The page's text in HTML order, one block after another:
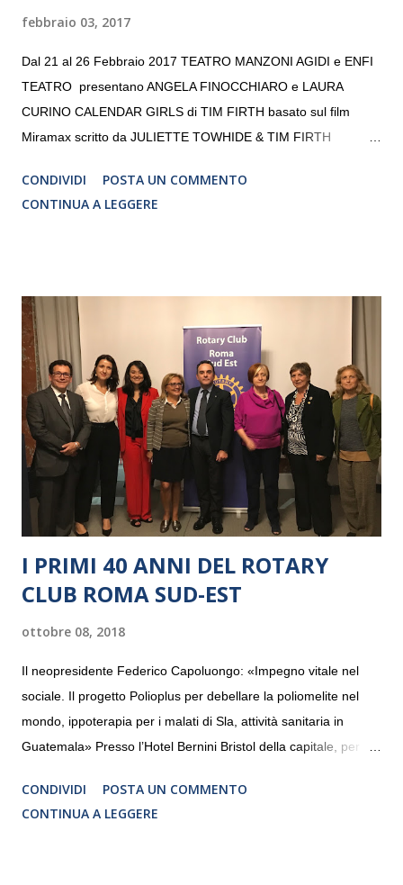
febbraio 03, 2017
Dal 21 al 26 Febbraio 2017 TEATRO MANZONI AGIDI e ENFI
TEATRO presentano ANGELA FINOCCHIARO e LAURA
CURINO CALENDAR GIRLS di TIM FIRTH basato sul film
Miramax scritto da JULIETTE TOWHIDE & TIM FIRTH
CRISTINA PEZZOLI
CONDIVIDI
POSTA UN COMMENTO
CONTINUA A LEGGERE
I PRIMI 40 ANNI DEL ROTARY
CLUB ROMA SUD-EST
ottobre 08, 2018
Il neopresidente Federico Capoluongo: «Impegno vitale nel
sociale. Il progetto Polioplus per debellare la poliomelite nel
mondo, ippoterapia per i malati di Sla, attività sanitaria in
Guatemala» Presso l’Hotel Bernini Bristol della capitale, per la
programmazione del Rotary Club Roma Sud-Est che festeggia
i quaranta anni di attività. Un’occasione per raccontare al
CONDIVIDI
POSTA UN COMMENTO
CONTINUA A LEGGERE